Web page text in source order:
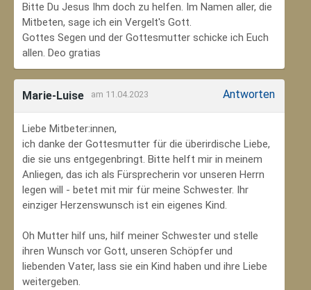
Bitte Du Jesus Ihm doch zu helfen. Im Namen aller, die
Mitbeten, sage ich ein Vergelt's Gott.
Gottes Segen und der Gottesmutter schicke ich Euch
allen. Deo gratias
Marie-Luise am 11.04.2023 Antworten
Liebe Mitbeter:innen,
ich danke der Gottesmutter für die überirdische Liebe,
die sie uns entgegenbringt. Bitte helft mir in meinem
Anliegen, das ich als Fürsprecherin vor unseren Herrn
legen will - betet mit mir für meine Schwester. Ihr
einziger Herzenswunsch ist ein eigenes Kind.
Oh Mutter hilf uns, hilf meiner Schwester und stelle
ihren Wunsch vor Gott, unseren Schöpfer und
liebenden Vater, lass sie ein Kind haben und ihre Liebe
weitergeben.